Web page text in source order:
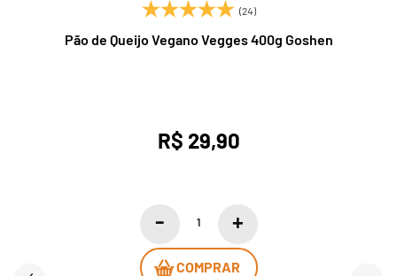
(24)
Pão de Queijo Vegano Vegges 400g Goshen
R$ 29,90
COMPRAR